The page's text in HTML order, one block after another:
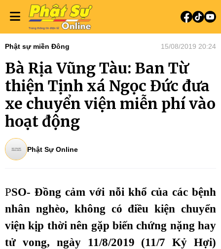
Phật sự miền Đông 15/08/2019 20:24
Bà Rịa Vũng Tàu: Ban Từ
thiện Tịnh xá Ngọc Đức đưa
xe chuyển viện miễn phí vào
hoạt động
Phật Sự Online
PSO- Đồng cảm với nỗi khổ của các bệnh
nhân nghèo, không có điều kiện chuyển
viện kịp thời nên gặp biến chứng nặng hay
tử vong, ngày 11/8/2019 (11/7 Kỷ Hợi)